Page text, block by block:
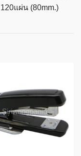
แผ่น (80mm.)